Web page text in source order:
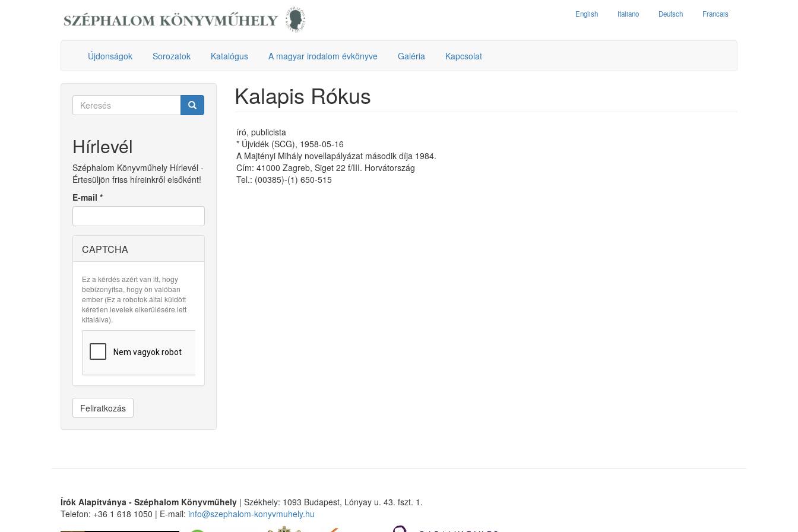
English Italiano Deutsch Francais
Újdonságok Sorozatok Katalógus A magyar irodalom évkönyve Galéria Kapcsolat
Keresés
Hírlevél
Széphalom Könyvműhely Hírlevél -
Értesüljön friss híreinkről elsőként!
E-mail *
CAPTCHA
Ez a kérdés azért van itt, hogy
bebizonyítsa, hogy ön valóban
ember (Ez a robotok által küldött
kéretlen levelek elkerülésére lett
kitalálva).
Feliratkozás
Kalapis Rókus
író, publicista
* Újvidék (SCG), 1958-05-16
A Majtényi Mihály novellapályázat második díja 1984.
Cím: 41000 Zagreb, Siget 22 f/III. Horvátország
Tel.: (00385)-(1) 650-515
Írók Alapítványa - Széphalom Könyvműhely | Székhely: 1093 Budapest, Lónyay u. 43. fszt. 1.
Telefon: +36 1 618 1050 | E-mail: info@szephalom-konyvmuhely.hu